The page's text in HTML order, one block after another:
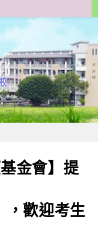
金會】提
，歡迎考生